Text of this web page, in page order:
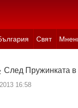
Свят
След Пружинката в
16:58